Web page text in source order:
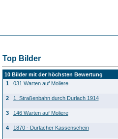
Top Bilder
10 Bilder mit der höchsten Bewertung
1
031 Warten auf Moliere
2 1. Straßenbahn durch Durlach 1914
3 146 Warten auf Moliere
4 1870 - Durlacher Kassenschein